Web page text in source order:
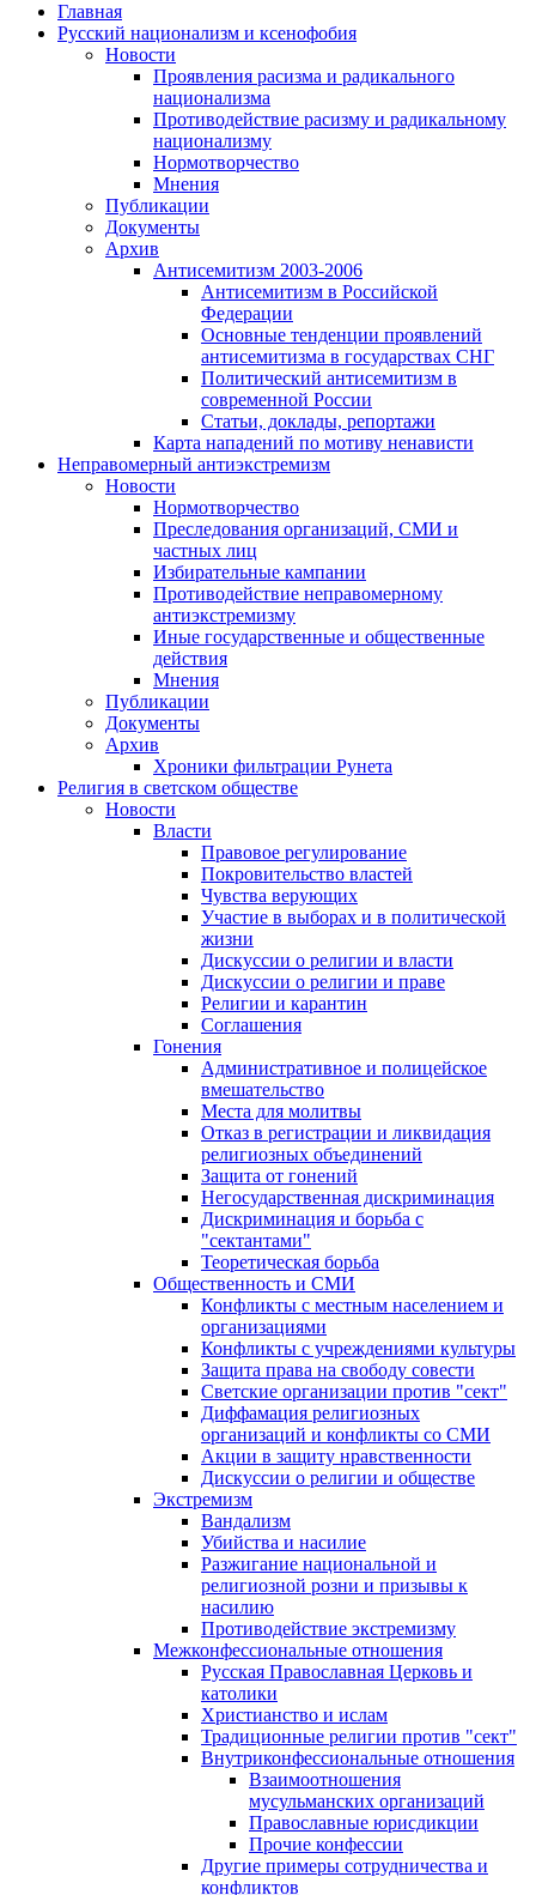
Главная
Русский национализм и ксенофобия
Новости
Проявления расизма и радикального
национализма
Противодействие расизму и радикальному
национализму
Нормотворчество
Мнения
Публикации
Документы
Архив
Антисемитизм 2003-2006
Антисемитизм в Российской
Федерации
Основные тенденции проявлений
антисемитизма в государствах СНГ
Политический антисемитизм в
современной России
Статьи, доклады, репортажи
Карта нападений по мотиву ненависти
Неправомерный антиэкстремизм
Новости
Нормотворчество
Преследования организаций, СМИ и
частных лиц
Избирательные кампании
Противодействие неправомерному
антиэкстремизму
Иные государственные и общественные
действия
Мнения
Публикации
Документы
Архив
Хроники фильтрации Рунета
Религия в светском обществе
Новости
Власти
Правовое регулирование
Покровительство властей
Чувства верующих
Участие в выборах и в политической
жизни
Дискуссии о религии и власти
Дискуссии о религии и праве
Религии и карантин
Соглашения
Гонения
Административное и полицейское
вмешательство
Места для молитвы
Отказ в регистрации и ликвидация
религиозных объединений
Защита от гонений
Негосударственная дискриминация
Дискриминация и борьба с
"сектантами"
Теоретическая борьба
Общественность и СМИ
Конфликты с местным населением и
организациями
Конфликты с учреждениями культуры
Защита права на свободу совести
Светские организации против "сект"
Диффамация религиозных
организаций и конфликты со СМИ
Акции в защиту нравственности
Дискуссии о религии и обществе
Экстремизм
Вандализм
Убийства и насилие
Разжигание национальной и
религиозной розни и призывы к
насилию
Противодействие экстремизму
Межконфессиональные отношения
Русская Православная Церковь и
католики
Христианство и ислам
Традиционные религии против "сект"
Внутриконфессиональные отношения
Взаимоотношения
мусульманских организаций
Православные юрисдикции
Прочие конфессии
Другие примеры сотрудничества и
конфликтов